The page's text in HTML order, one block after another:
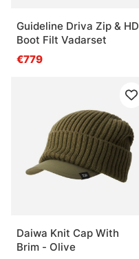
Guideline Driva Zip & HD
Boot Filt Vadarset
€779
Daiwa Knit Cap With
Brim - Olive